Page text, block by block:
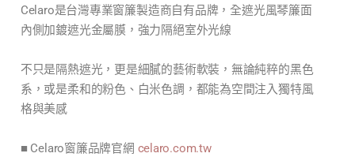
Celaro是台灣專業窗簾製造商自有品牌，全遮光風琴簾面
內側加鍍遮光金屬膜，強力隔絕室外光線
不只是隔熱遮光，更是細膩的藝術軟裝，無論純粹的黑色
系，或是柔和的粉色、白米色調，都能為空間注入獨特風
格與美感
■ Celaro窗簾品牌官網 celaro.com.tw